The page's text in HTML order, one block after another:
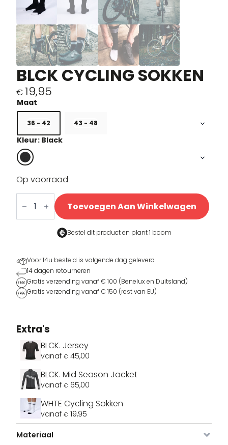
BLCK CYCLING SOKKEN
€19,95
36 - 42 43 - 48
Kleur: Black
Op voorraad
BLCK
Cycling
Sokken
aantal
Toevoegen Aan Winkelwagen
Bestel dit product en plant 1 boom
Voor 14u besteld is volgende dag geleverd
14 dagen retourneren
Gratis verzending vanaf € 100 (Benelux en Duitsland)
Gratis verzending vanaf € 150 (rest van EU)
Extra's
BLCK. Jersey
vanaf € 45,00
BLCK. Mid Season Jacket
vanaf € 65,00
WHTE Cycling Sokken
vanaf € 19,95
Materiaal